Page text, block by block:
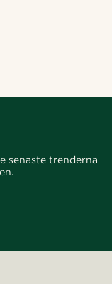
senaste trenderna